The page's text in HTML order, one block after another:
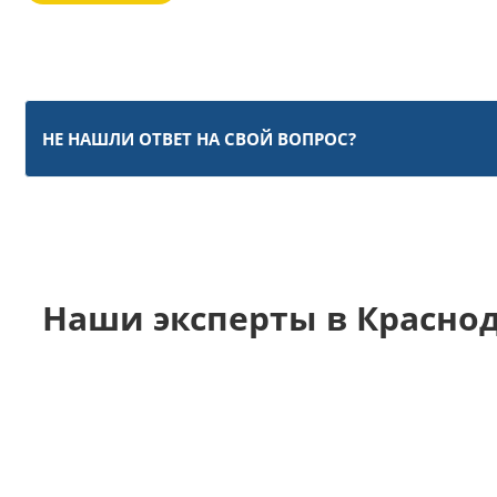
НЕ НАШЛИ ОТВЕТ НА СВОЙ ВОПРОС?
Наши эксперты в